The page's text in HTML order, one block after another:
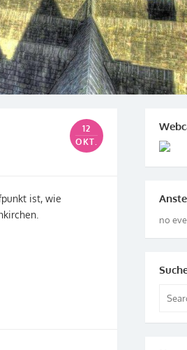
12
OKT.
ist, wie
no
for: